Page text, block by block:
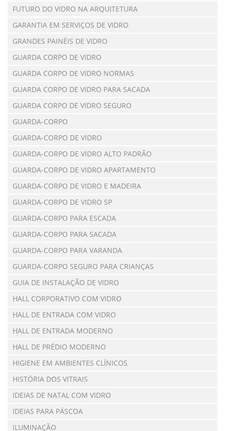
FUTURO DO VIDRO NA ARQUITETURA
GARANTIA EM SERVIÇOS DE VIDRO
GRANDES PAINÉIS DE VIDRO
GUARDA CORPO DE VIDRO
GUARDA CORPO DE VIDRO NORMAS
GUARDA CORPO DE VIDRO PARA SACADA
GUARDA CORPO DE VIDRO SEGURO
GUARDA-CORPO
GUARDA-CORPO DE VIDRO
GUARDA-CORPO DE VIDRO ALTO PADRÃO
GUARDA-CORPO DE VIDRO APARTAMENTO
GUARDA-CORPO DE VIDRO E MADEIRA
GUARDA-CORPO DE VIDRO SP
GUARDA-CORPO PARA ESCADA
GUARDA-CORPO PARA SACADA
GUARDA-CORPO PARA VARANDA
GUARDA-CORPO SEGURO PARA CRIANÇAS
GUIA DE INSTALAÇÃO DE VIDRO
HALL CORPORATIVO COM VIDRO
HALL DE ENTRADA COM VIDRO
HALL DE ENTRADA MODERNO
HALL DE PRÉDIO MODERNO
HIGIENE EM AMBIENTES CLÍNICOS
HISTÓRIA DOS VITRAIS
IDEIAS DE NATAL COM VIDRO
IDEIAS PARA PÁSCOA
ILUMINAÇÃO